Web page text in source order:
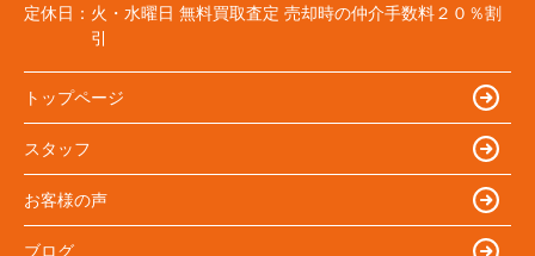
定休日： 火・水曜日 無料買取査定 売却時の仲介手数料２０％割
引
トップページ
スタッフ
お客様の声
ブログ